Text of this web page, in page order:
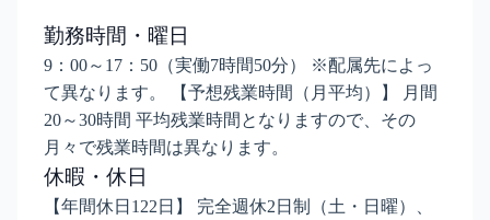
勤務時間・曜日
9：00～17：50（実働7時間50分） ※配属先によっ
て異なります。 【予想残業時間（月平均）】 月間
20～30時間 平均残業時間となりますので、その
月々で残業時間は異なります。
休暇・休日
【年間休日122日】 完全週休2日制（土・日曜）、